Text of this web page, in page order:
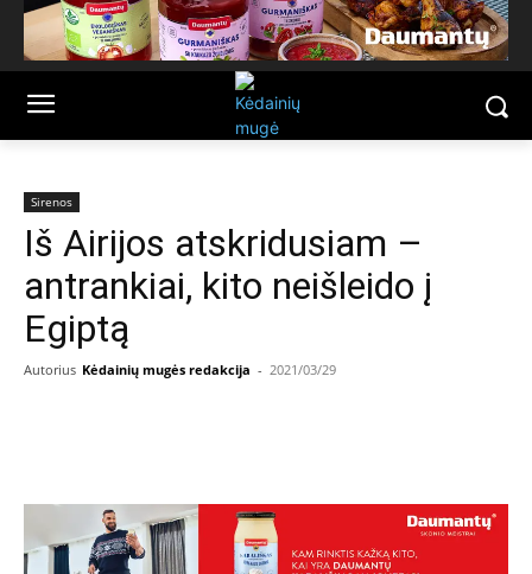
Sirenos
Iš Airijos atskridusiam –
antrankiai, kito neišleido į
Egiptą
Autorius Kėdainių mugės redakcija - 2021/03/29